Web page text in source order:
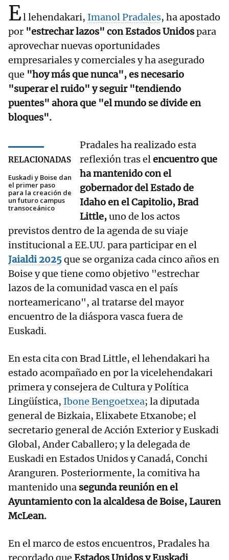
El lehendakari, Imanol Pradales, ha apostado
por "estrechar lazos" con Estados Unidospara
aprovechar nuevas oportunidades
empresariales y comerciales y ha asegurado
que "hoy más que nunca", es necesario
"superar el ruido" y seguir "tendiendo
puentes" ahora que "el mundo se divide en
bloques".
RELACIONADAS
Euskadi y Boise dan
el primer paso
para la creación de
un futuro campus
transoceánico
Pradales ha realizado esta
reflexión tras elencuentro que
ha mantenido con el
gobernador del Estado de
Idaho en el Capitolio, Brad
Little,uno de los actos
previstos dentro de la agenda de su viaje
institucional a EE.UU. para participar en el
Jaialdi 2025que se organiza cada cinco años en
Boise y que tiene como objetivo "estrechar
lazos de la comunidad vasca en el país
norteamericano", al tratarse del mayor
encuentro de la diáspora vasca fuera de
Euskadi.
En esta cita con Brad Little, el lehendakari ha
estado acompañado en por la vicelehendakari
primera y consejera de Cultura y Política
Lingüística, Ibone Bengoetxea; la diputada
general de Bizkaia, Elixabete Etxanobe; el
secretario general de Acción Exterior y Euskadi
Global, Ander Caballero; y la delegada de
Euskadi en Estados Unidos y Canadá, Conchi
Aranguren. Posteriormente, la comitiva ha
mantenido una segunda reunión en el
Ayuntamiento con la alcaldesa de Boise, Lauren
McLean.
En el marco de estos encuentros, Pradales ha